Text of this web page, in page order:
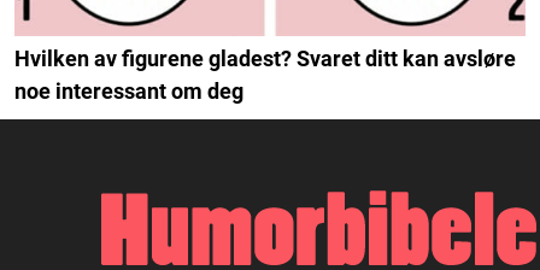
Hvilken av figurene gladest? Svaret ditt kan avsløre
noe interessant om deg